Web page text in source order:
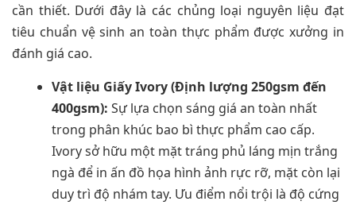
cần thiết. Dưới đây là các chủng loại nguyên liệu đạt
tiêu chuẩn vệ sinh an toàn thực phẩm được xưởng in
đánh giá cao.
Vật liệu Giấy Ivory (Định lượng 250gsm đến
400gsm): Sự lựa chọn sáng giá an toàn nhất
trong phân khúc bao bì thực phẩm cao cấp.
Ivory sở hữu một mặt tráng phủ láng mịn trắng
ngà để in ấn đồ họa hình ảnh rực rỡ, mặt còn lại
duy trì độ nhám tay. Ưu điểm nổi trội là độ cứng